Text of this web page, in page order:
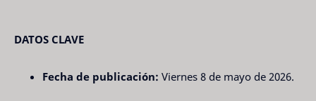
DATOS CLAVE
Fecha de publicación: Viernes 8 de mayo de 2026.